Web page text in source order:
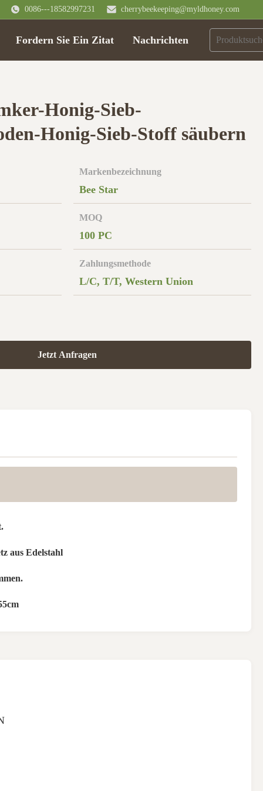
0086---18582997231 cherrybeekeeping@myldhoney.com
Fordern Sie Ein Zitat Nachrichten
Honig-Sieb-
Honig-Sieb-Stoff säubern
Markenbezeichnung
Bee Star
MOQ
100 PC
Zahlungsmethode
L/C, T/T, Western Union
Jetzt Anfragen
aus Edelstahl